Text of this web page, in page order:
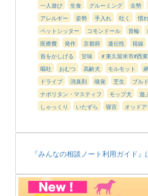
一人遊び
生食 グルーミング 去勢
アレルギー
姿勢 手入れ 吐く
慣
ペットシッター
コモンドール 首輪
医療費
発作 京都府 遺伝性 視線
首をかしげる
甘味
＃東久留米市#西
嘔吐
おむつ 高齢犬 モルモット
ドライブ
消臭剤 嗅覚 芝生
ブル
ナポリタン・マスティフ
モップ犬 遊
しゃっくり
いたずら 寝言 オッドア
『みんなの相談ノート利用ガイド』